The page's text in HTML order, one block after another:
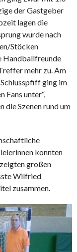
der Gastgeber
lagen die
wurde nach
Stöcken
Handballfreunde
mehr zu. Am
ging im
Fans unter“,
die Szenen rund um
konnten
großen
Wilfried
zusammen.